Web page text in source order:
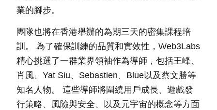
業的腳步。
團隊也將在香港舉辦的為期三天的密集課程培
訓。 為了確保訓練的品質和實效性，Web3Labs
精心挑選了一群業界領袖作為導師，包括王峰、
肖風、Yat Siu、Sebastien、Blue以及蔡文勝等
知名人物。 這些導師將圍繞用戶成長、遊戲發
行策略、風險與安全、以及元宇宙的概念等方面